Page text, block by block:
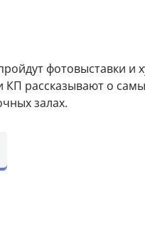
фотовыставки
рассказывают о
залах.